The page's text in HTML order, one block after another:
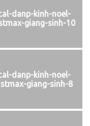
danp-kinh-noel-
giang-sinh-10
danp-kinh-noel-
giang-sinh-8